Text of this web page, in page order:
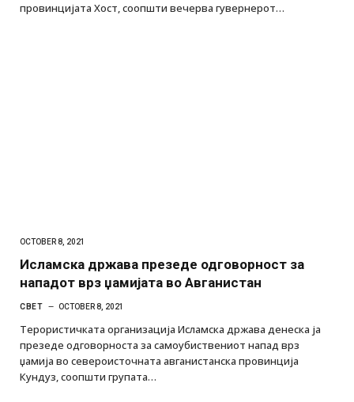
провинцијата Хост, соопшти вечерва гувернерот…
OCTOBER 8, 2021
Исламска држава презеде одговорност за
нападот врз џамијата во Авганистан
СВЕТ OCTOBER 8, 2021
Терористичката организација Исламска држава денеска ја
презеде одговорноста за самоубиствениот напад врз
џамија во североисточната авганистанска провинција
Кундуз, соопшти групата…